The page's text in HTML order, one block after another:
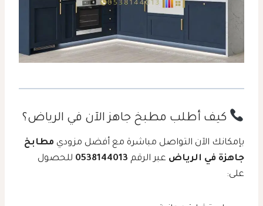
كيف أطلب مطبخ جاهز الآن في الرياض؟
بإمكانك الآن التواصل مباشرة مع أفضل مزودي مطابخ
جاهزة في الرياض عبر الرقم 0538144013 للحصول
على: